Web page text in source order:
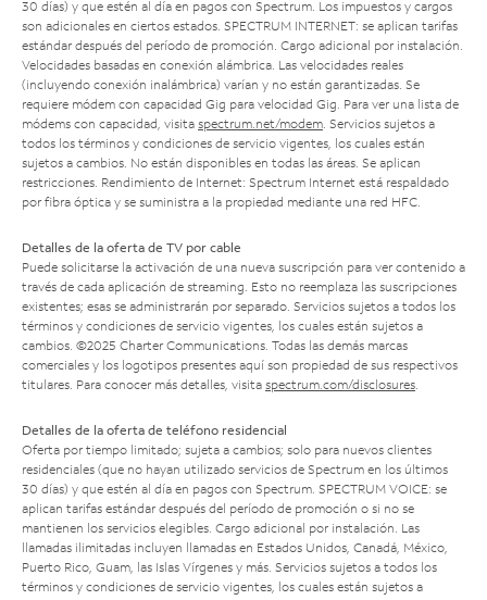
30 días) y que estén al día en pagos con Spectrum. Los impuestos y cargos
son adicionales en ciertos estados. SPECTRUM INTERNET: se aplican tarifas
estándar después del período de promoción. Cargo adicional por instalación.
Velocidades basadas en conexión alámbrica. Las velocidades reales
(incluyendo conexión inalámbrica) varían y no están garantizadas. Se
requiere módem con capacidad Gig para velocidad Gig. Para ver una lista de
módems con capacidad, visita spectrum.net/modem . Servicios sujetos a
todos los términos y condiciones de servicio vigentes, los cuales están
sujetos a cambios. No están disponibles en todas las áreas. Se aplican
restricciones. Rendimiento de Internet: Spectrum Internet está respaldado
por fibra óptica y se suministra a la propiedad mediante una red HFC.
Detalles de la oferta de TV por cable
Puede solicitarse la activación de una nueva suscripción para ver contenido a
través de cada aplicación de streaming. Esto no reemplaza las suscripciones
existentes; esas se administrarán por separado. Servicios sujetos a todos los
términos y condiciones de servicio vigentes, los cuales están sujetos a
cambios. ©2025 Charter Communications. Todas las demás marcas
comerciales y los logotipos presentes aquí son propiedad de sus respectivos
titulares. Para conocer más detalles, visita spectrum.com/disclosures
Detalles de la oferta de teléfono residencial
Oferta por tiempo limitado; sujeta a cambios; solo para nuevos clientes
residenciales (que no hayan utilizado servicios de Spectrum en los últimos
30 días) y que estén al día en pagos con Spectrum. SPECTRUM VOICE: se
aplican tarifas estándar después del período de promoción o si no se
mantienen los servicios elegibles. Cargo adicional por instalación. Las
llamadas ilimitadas incluyen llamadas en Estados Unidos, Canadá, México,
Puerto Rico, Guam, las Islas Vírgenes y más. Servicios sujetos a todos los
términos y condiciones de servicio vigentes, los cuales están sujetos a